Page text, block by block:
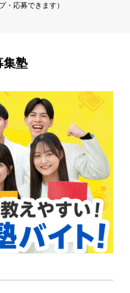
・応募できます）
集塾